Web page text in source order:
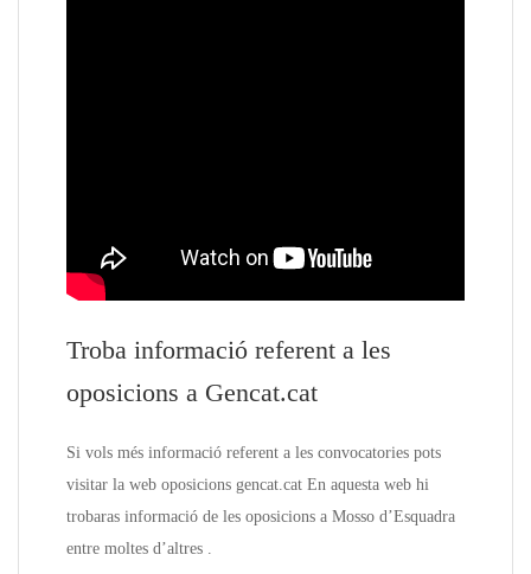
Troba informació referent a les
oposicions a Gencat.cat
Si vols més informació referent a les convocatories pots
visitar la web oposicions gencat.cat En aquesta web hi
trobaras informació de les oposicions a Mosso d’Esquadra
entre moltes d’altres .